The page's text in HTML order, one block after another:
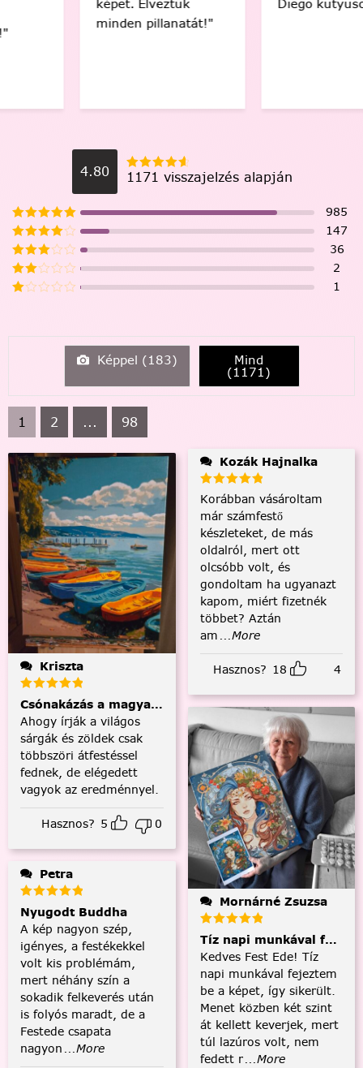
minden pillanatát!"
4.80 1171 visszajelzés alapján
985
147
36
2
1
Képpel (183) Mind
(1171)
1 2 ... 98
Kriszta
Csónakázás a magyar tengeren
Ahogy írják a világos
sárgák és zöldek csak
többszöri átfestéssel
fednek, de elégedett
vagyok az eredménnyel.
Hasznos? 5 0
Petra
Nyugodt Buddha
A kép nagyon szép,
igényes, a festékekkel
volt kis problémám,
mert néhány szín a
sokadik felkeverés után
is folyós maradt, de a
Festede csapata
nagyon ...More
Kozák Hajnalka
Korábban vásároltam
már számfestő
készleteket, de más
oldalról, mert ott
olcsóbb volt, és
gondoltam ha ugyanazt
kapom, miért fizetnék
többet? Aztán
am ...More
Hasznos? 18 4
Mornárné Zsuzsa
Tíz napi munkával
Kedves Fest Ede! Tíz
napi munkával fejeztem
be a képet, így sikerült.
Menet közben két szint
át kellett keverjek, mert
túl lazúros volt, nem
fedett r...More